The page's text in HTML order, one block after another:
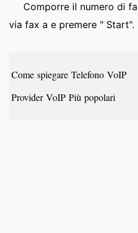
Comporre il numero di
via fax a e premere " Start".
Come spiegare Telefono VoIP
Provider VoIP Più popolari